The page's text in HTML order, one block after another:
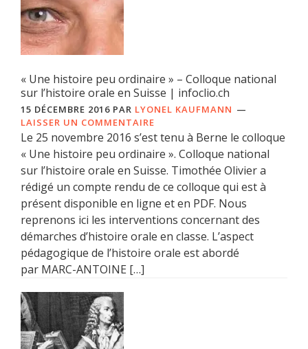
« Une histoire peu ordinaire » – Colloque national
sur l’histoire orale en Suisse | infoclio.ch
15 DÉCEMBRE 2016 PAR LYONEL KAUFMANN
LAISSER UN COMMENTAIRE
Le 25 novembre 2016 s’est tenu à Berne le colloque
« Une histoire peu ordinaire ». Colloque national
sur l’histoire orale en Suisse. Timothée Olivier a
rédigé un compte rendu de ce colloque qui est à
présent disponible en ligne et en PDF. Nous
reprenons ici les interventions concernant des
démarches d’histoire orale en classe. L’aspect
pédagogique de l’histoire orale est abordé
par MARC-ANTOINE […]